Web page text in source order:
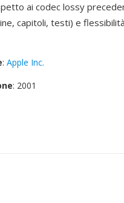
ai codec lossy
capitoli, testi) e
: Apple Inc.
: 2001